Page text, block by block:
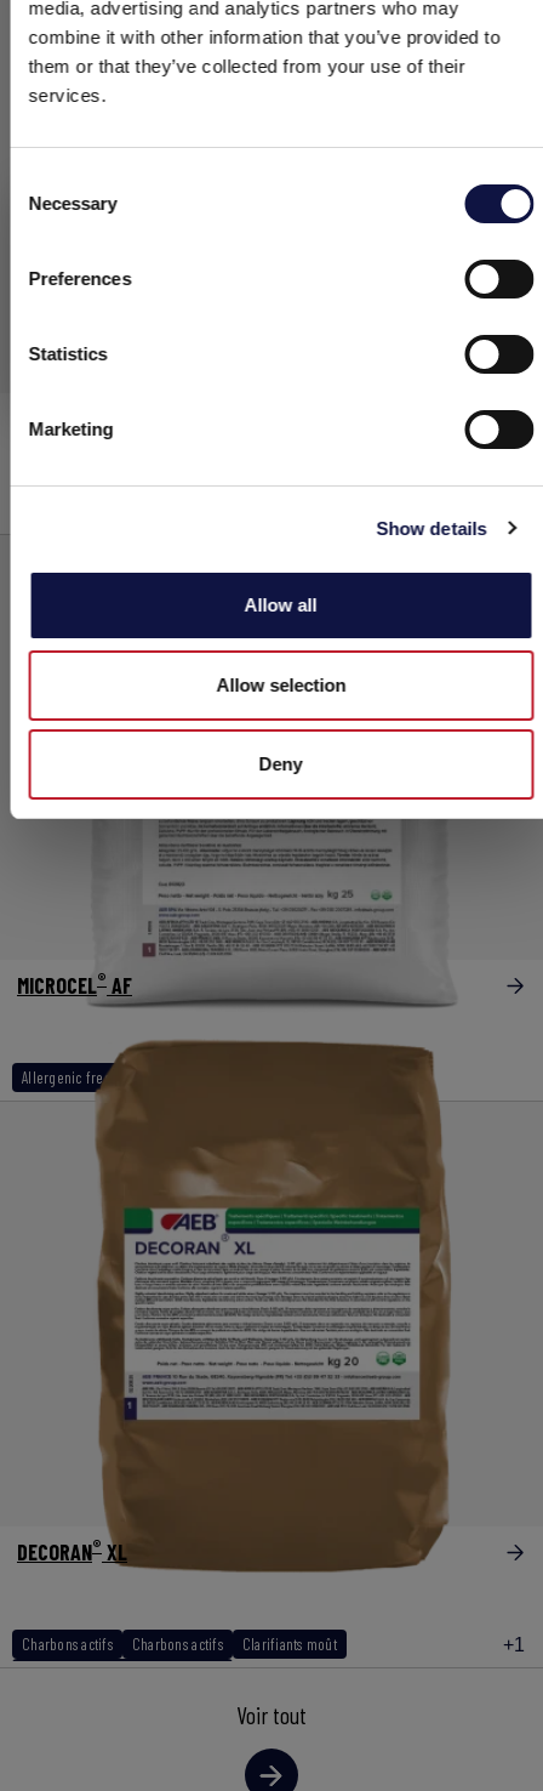
media, advertising and analytics partners who may
combine it with other information that you’ve provided to
them or that they’ve collected from your use of their
services.
Selection
Necessary
Preferences
Statistics
Marketing
Show details
Allow all
Allow selection
Deny
Le présent site est destiné à un public professionnel.
sont exclusivement réservés aux clients professionnels, aux
entreprises et aux professionnels (sociétés).
J’ai compris
MICRON XL
Allergenic free
MICROCEL® AF
Charbons actifs Charbons actifs
Clarifiants moût
Clarifiants 2ème et 3ème fraction
+1
DECORAN® XL
Voir tout